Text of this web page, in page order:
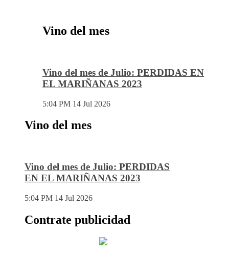
Vino del mes
Vino del mes de Julio: PERDIDAS EN
EL MARIÑANAS 2023
5:04 PM 14 Jul 2026
Vino del mes
Vino del mes de Julio: PERDIDAS
EN EL MARIÑANAS 2023
5:04 PM 14 Jul 2026
Contrate publicidad